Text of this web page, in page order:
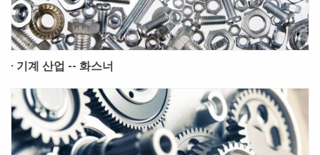
· 기계 산업 -- 화스너